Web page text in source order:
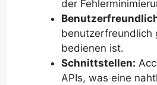
der
benutzerfreundlich
bedienen ist.
Schnittstellen:
APIs, was eine